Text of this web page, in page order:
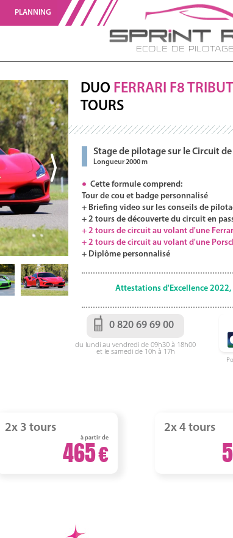
Ecole de
PLANNING
DUO FERRARI F8
TOURS
Stage de pilotage sur le Circuit
Longueur 2000 m
Cette formule comprend:
Tour de cou et badge personnalisé
+ Briefing video sur les conseils de
+ 2 tours de découverte du circuit en
+ 2 tours de circuit au volant d'une
+ 2 tours de circuit au volant d'une
+ Diplôme personnalisé
Attestations d'Excellence
0 820 69 69 00
du lundi au vendredi de 09h30 à 18h00
et le samedi de 10h à 17h
2x 3 tours
à partir de
465
2x 4 tours